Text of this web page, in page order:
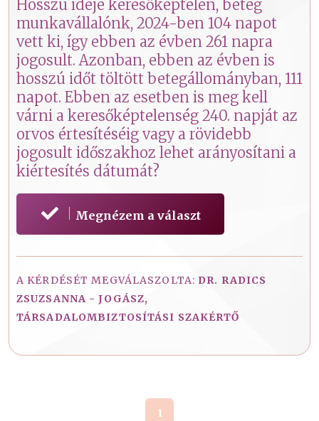
Hosszú ideje keresőképtelen, beteg
munkavállalónk, 2024-ben 104 napot
vett ki, így ebben az évben 261 napra
jogosult. Azonban, ebben az évben is
hosszú időt töltött betegállományban, 111
napot. Ebben az esetben is meg kell
várni a keresőképtelenség 240. napját az
orvos értesítéséig vagy a rövidebb
jogosult időszakhoz lehet arányosítani a
kiértesítés dátumát?
Megnézem a választ
A KÉRDÉSÉT MEGVÁLASZOLTA: DR. RADICS
ZSUZSANNA - JOGÁSZ,
TÁRSADALOMBIZTOSÍTÁSI SZAKÉRTŐ
1